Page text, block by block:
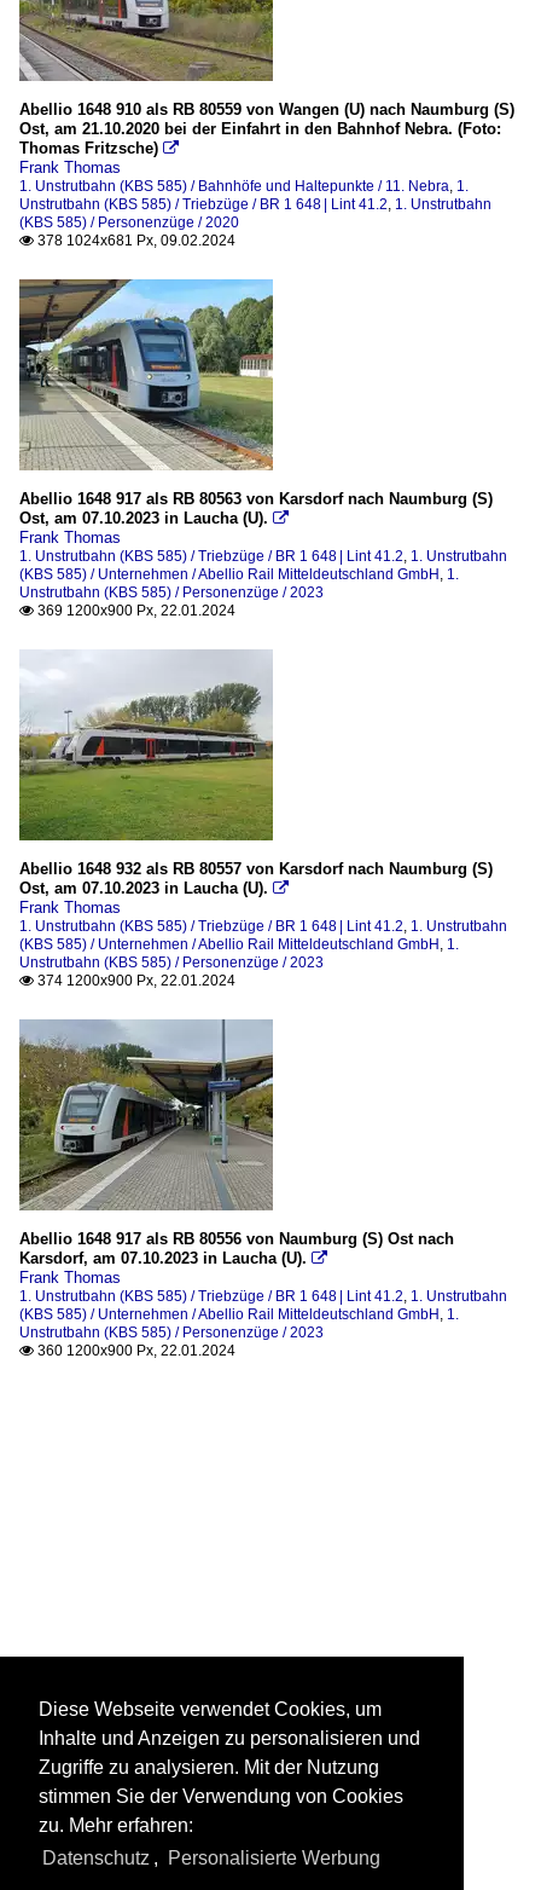
Abellio 1648 910 als RB 80559 von Wangen (U) nach Naumburg (S)
Ost, am 21.10.2020 bei der Einfahrt in den Bahnhof Nebra. (Foto:
Thomas Fritzsche) 
Frank Thomas
1. Unstrutbahn (KBS 585) / Bahnhöfe und Haltepunkte / 11. Nebra, 1.
Unstrutbahn (KBS 585) / Triebzüge / BR 1 648 | Lint 41.2, 1. Unstrutbahn
(KBS 585) / Personenzüge / 2020
 378 1024x681 Px, 09.02.2024
Abellio 1648 917 als RB 80563 von Karsdorf nach Naumburg (S)
Ost, am 07.10.2023 in Laucha (U). 
Frank Thomas
1. Unstrutbahn (KBS 585) / Triebzüge / BR 1 648 | Lint 41.2, 1. Unstrutbahn
(KBS 585) / Unternehmen / Abellio Rail Mitteldeutschland GmbH , 1.
Unstrutbahn (KBS 585) / Personenzüge / 2023
 369 1200x900 Px, 22.01.2024
Abellio 1648 932 als RB 80557 von Karsdorf nach Naumburg (S)
Ost, am 07.10.2023 in Laucha (U). 
Frank Thomas
1. Unstrutbahn (KBS 585) / Triebzüge / BR 1 648 | Lint 41.2, 1. Unstrutbahn
(KBS 585) / Unternehmen / Abellio Rail Mitteldeutschland GmbH , 1.
Unstrutbahn (KBS 585) / Personenzüge / 2023
 374 1200x900 Px, 22.01.2024
Abellio 1648 917 als RB 80556 von Naumburg (S) Ost nach
Karsdorf, am 07.10.2023 in Laucha (U). 
Frank Thomas
1. Unstrutbahn (KBS 585) / Triebzüge / BR 1 648 | Lint 41.2, 1. Unstrutbahn
(KBS 585) / Unternehmen / Abellio Rail Mitteldeutschland GmbH , 1.
Unstrutbahn (KBS 585) / Personenzüge / 2023
 360 1200x900 Px, 22.01.2024
Diese Webseite verwendet Cookies, um
Inhalte und Anzeigen zu personalisieren und
Zugriffe zu analysieren. Mit der Nutzung
stimmen Sie der Verwendung von Cookies
zu. Mehr erfahren:
Datenschutz , Personalisierte Werbung